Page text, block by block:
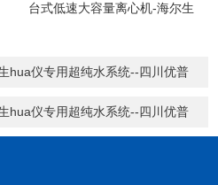
台式低速大容量离心机-海尔生
hua仪专用超纯水系统--四川优普
hua仪专用超纯水系统--四川优普